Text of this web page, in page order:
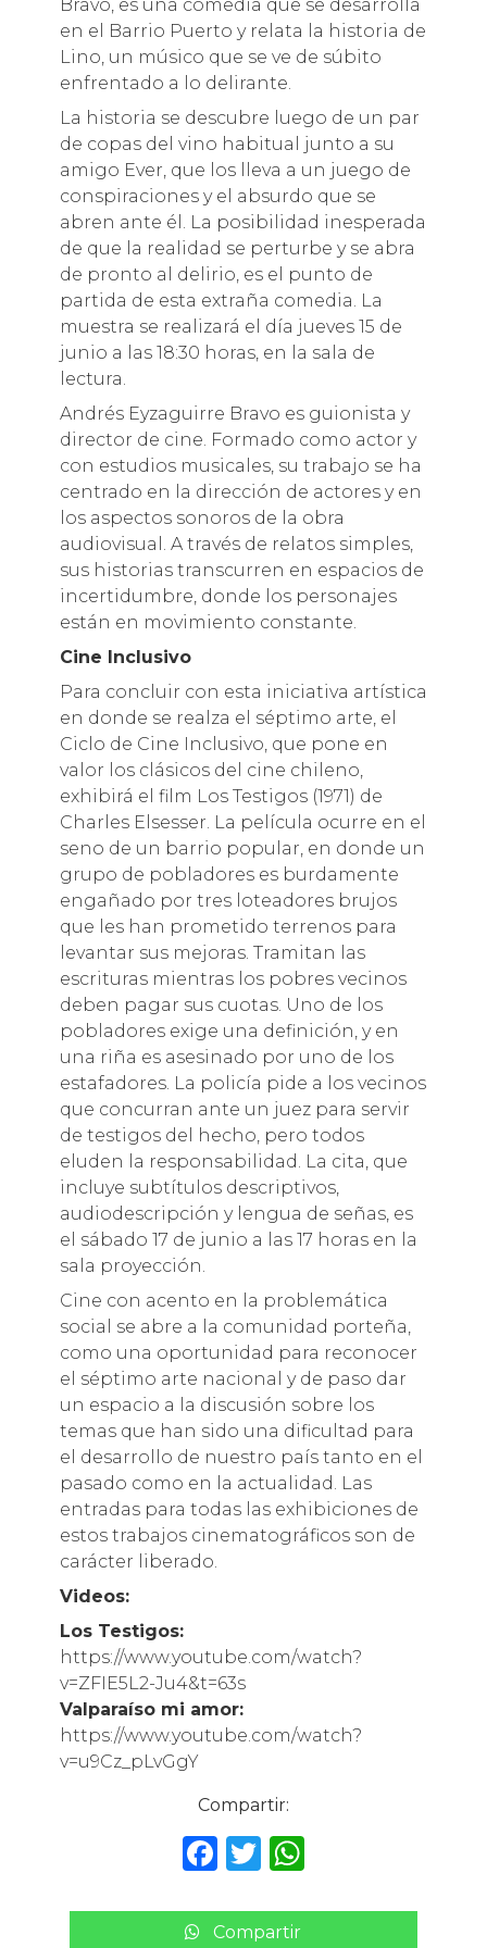
Bravo, es una comedia que se desarrolla
en el Barrio Puerto y relata la historia de
Lino, un músico que se ve de súbito
enfrentado a lo delirante.
La historia se descubre luego de un par
de copas del vino habitual junto a su
amigo Ever, que los lleva a un juego de
conspiraciones y el absurdo que se
abren ante él. La posibilidad inesperada
de que la realidad se perturbe y se abra
de pronto al delirio, es el punto de
partida de esta extraña comedia. La
muestra se realizará el día jueves 15 de
junio a las 18:30 horas, en la sala de
lectura.
Andrés Eyzaguirre Bravo es guionista y
director de cine. Formado como actor y
con estudios musicales, su trabajo se ha
centrado en la dirección de actores y en
los aspectos sonoros de la obra
audiovisual. A través de relatos simples,
sus historias transcurren en espacios de
incertidumbre, donde los personajes
están en movimiento constante.
Cine Inclusivo
Para concluir con esta iniciativa artística
en donde se realza el séptimo arte, el
Ciclo de Cine Inclusivo, que pone en
valor los clásicos del cine chileno,
exhibirá el film Los Testigos (1971) de
Charles Elsesser. La película ocurre en el
seno de un barrio popular, en donde un
grupo de pobladores es burdamente
engañado por tres loteadores brujos
que les han prometido terrenos para
levantar sus mejoras. Tramitan las
escrituras mientras los pobres vecinos
deben pagar sus cuotas. Uno de los
pobladores exige una definición, y en
una riña es asesinado por uno de los
estafadores. La policía pide a los vecinos
que concurran ante un juez para servir
de testigos del hecho, pero todos
eluden la responsabilidad. La cita, que
incluye subtítulos descriptivos,
audiodescripción y lengua de señas, es
el sábado 17 de junio a las 17 horas en la
sala proyección.
Cine con acento en la problemática
social se abre a la comunidad porteña,
como una oportunidad para reconocer
el séptimo arte nacional y de paso dar
un espacio a la discusión sobre los
temas que han sido una dificultad para
el desarrollo de nuestro país tanto en el
pasado como en la actualidad. Las
entradas para todas las exhibiciones de
estos trabajos cinematográficos son de
carácter liberado.
Videos:
Los Testigos:
https://www.youtube.com/watch?
v=ZFIE5L2-Ju4&t=63s
Valparaíso mi amor:
https://www.youtube.com/watch?
v=u9Cz_pLvGgY
Compartir:
F
c
T
it
W
a
Compartir